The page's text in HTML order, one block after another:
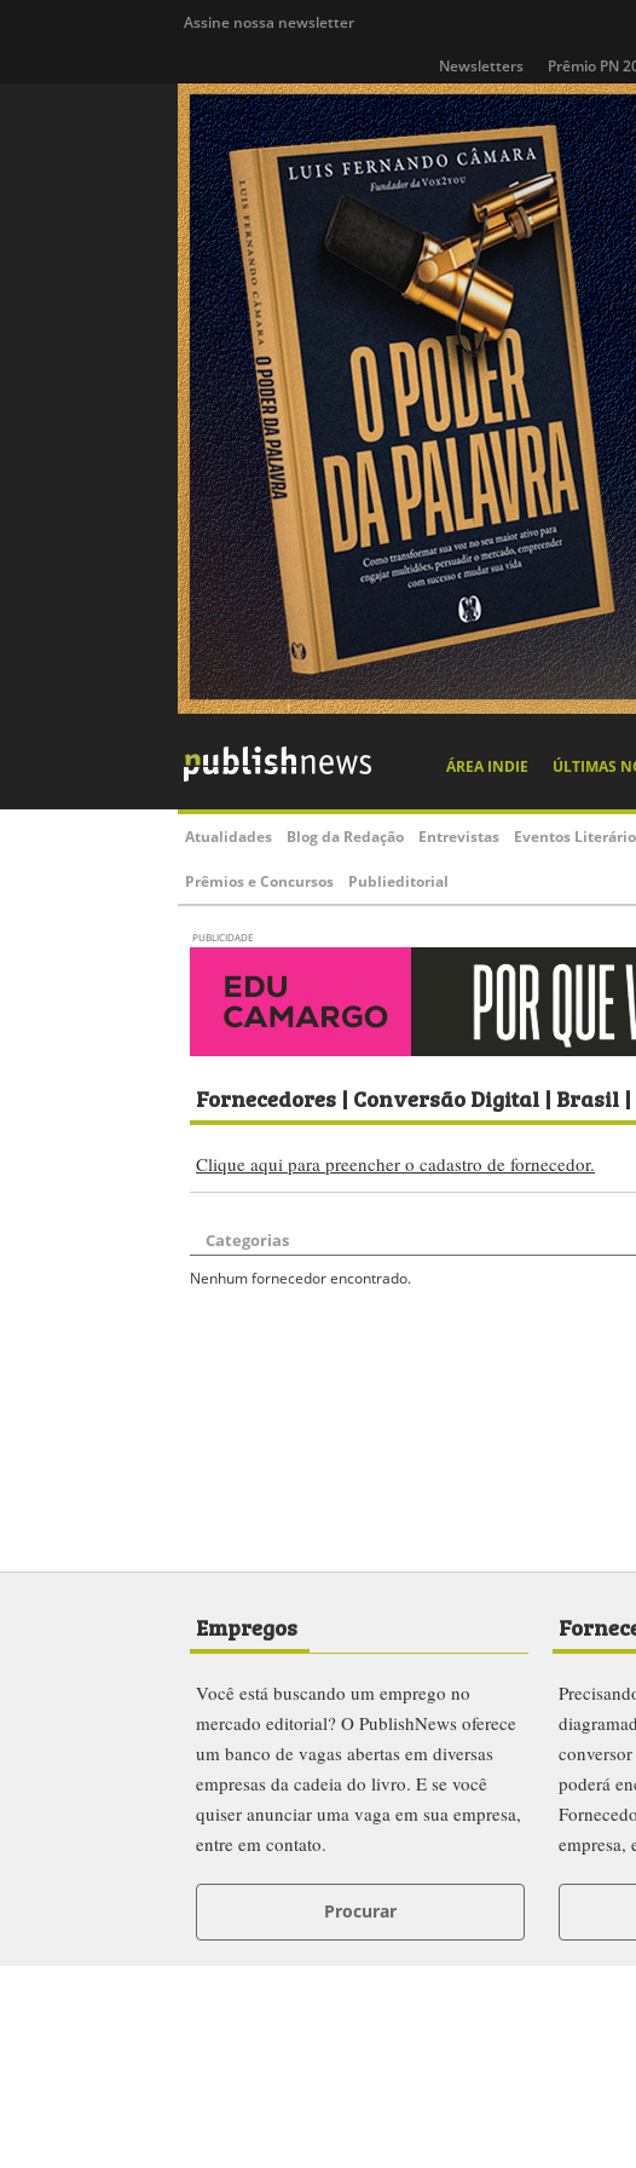
Assine nossa newsletter
Newsletters Prêmio PN
ÁREA INDIE ÚLTIMAS
Atualidades Blog da Redação Entrevistas Eventos
Prêmios e Concursos Publieditorial
PUBLICIDADE
Fornecedores | Conversão Digital | Brasil
Clique aqui para preencher o cadastro de fornecedor.
Categorias
Nenhum fornecedor encontrado.
Empregos
Você está buscando um emprego no
mercado editorial? O PublishNews oferece
um banco de vagas abertas em diversas
empresas da cadeia do livro. E se você
quiser anunciar uma vaga em sua empresa,
entre em contato.
Procurar
poderá
empresa,